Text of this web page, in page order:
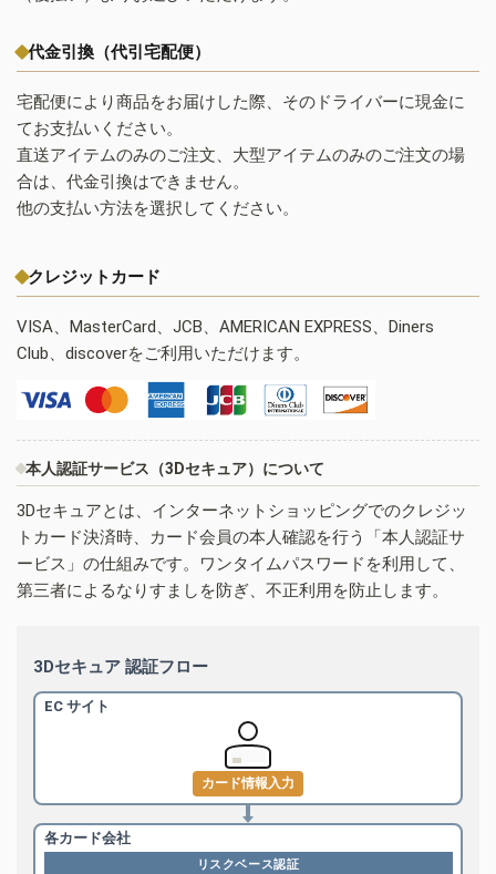
代金引換（代引宅配便）
宅配便により商品をお届けした際、そのドライバーに現金に
てお支払いください。
直送アイテムのみのご注文、大型アイテムのみのご注文の場
合は、代金引換はできません。
他の支払い方法を選択してください。
クレジットカード
VISA、MasterCard、JCB、AMERICAN EXPRESS、Diners
Club、discoverをご利用いただけます。
本人認証サービス（3Dセキュア）について
3Dセキュアとは、インターネットショッピングでのクレジッ
トカード決済時、カード会員の本人確認を行う「本人認証サ
ービス」の仕組みです。ワンタイムパスワードを利用して、
第三者によるなりすましを防ぎ、不正利用を防止します。
3Dセキュア 認証フロー
EC サイト
カード情報入力
各カード会社
リスクベース認証